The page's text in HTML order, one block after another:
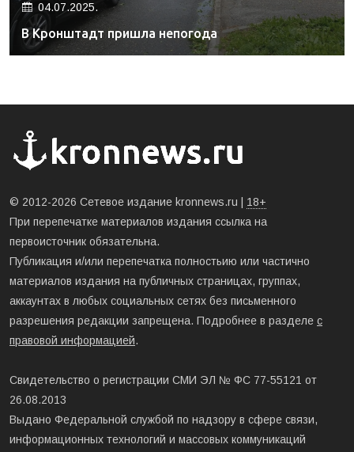
04.07.2025.
В Кронштадт пришла непогода
© 2012-2026 Сетевое издание kronnews.ru | 18+
При перепечатке материалов издания ссылка на
первоисточник обязательна.
Публикация и/или перепечатка полностьию или частично
материалов издания на публичных страницах, группах,
аккаунтах в любых социальных сетях без письменного
разрешения редакции запрещена. Подробнее в разделе с
правовой информацией.
Свидетельство о регистрации СМИ ЭЛ № ФС 77-55121 от
26.08.2013
Выдано Федеральной службой по надзору в сфере связи,
информационных технологий и массовых коммуникаций